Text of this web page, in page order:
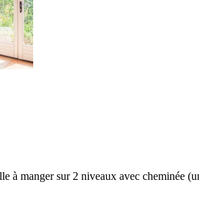
manger sur 2 niveaux avec cheminée